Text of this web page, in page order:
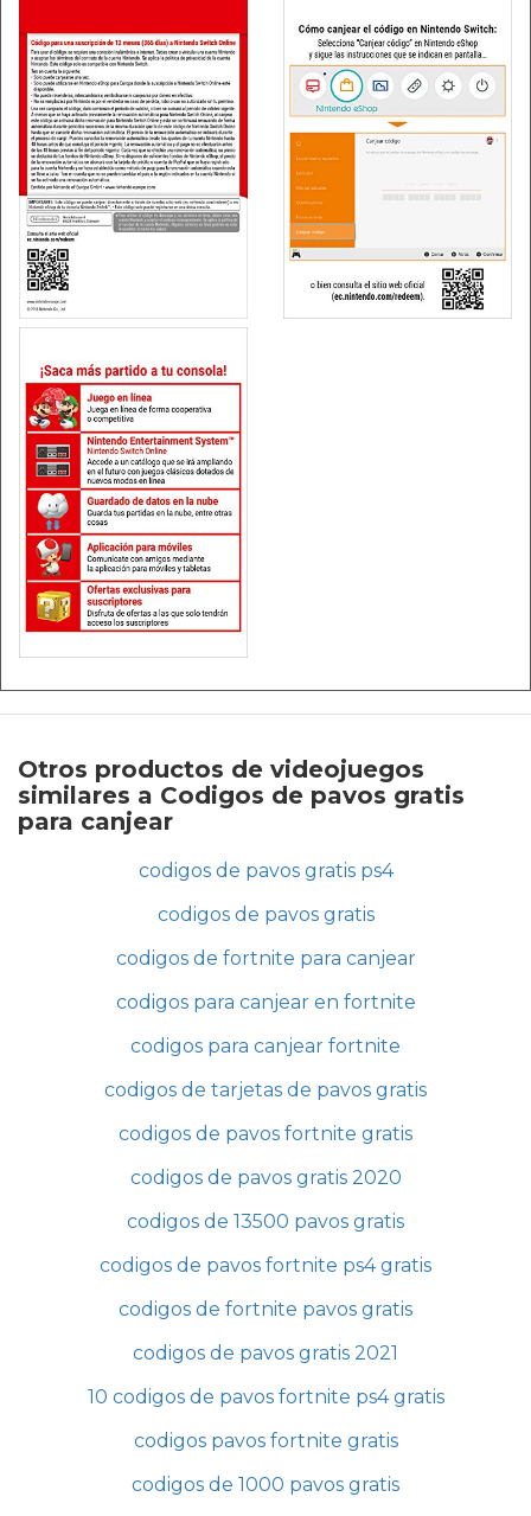
Otros productos de videojuegos
similares a Codigos de pavos gratis
para canjear
codigos de pavos gratis ps4
codigos de pavos gratis
codigos de fortnite para canjear
codigos para canjear en fortnite
codigos para canjear fortnite
codigos de tarjetas de pavos gratis
codigos de pavos fortnite gratis
codigos de pavos gratis 2020
codigos de 13500 pavos gratis
codigos de pavos fortnite ps4 gratis
codigos de fortnite pavos gratis
codigos de pavos gratis 2021
10 codigos de pavos fortnite ps4 gratis
codigos pavos fortnite gratis
codigos de 1000 pavos gratis